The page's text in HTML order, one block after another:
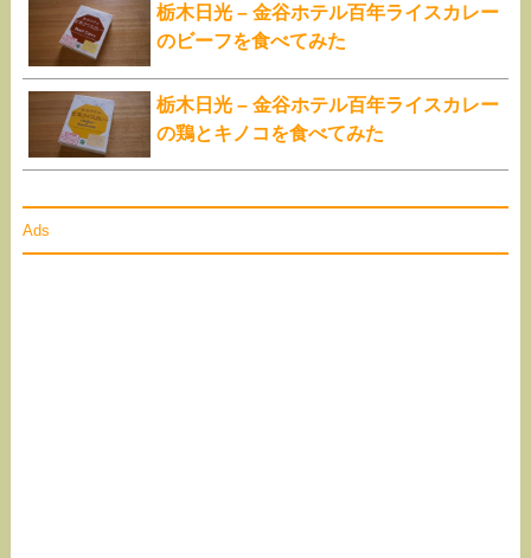
栃木日光 – 金谷ホテル百年ライスカレー
のビーフを食べてみた
栃木日光 – 金谷ホテル百年ライスカレー
の鶏とキノコを食べてみた
Ads